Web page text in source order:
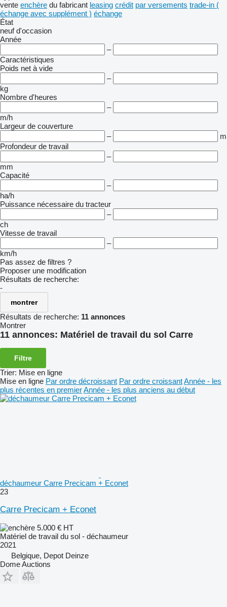
vente enchère du fabricant leasing crédit par versements trade-in (
échange avec supplément ) échange
État
neuf d'occasion
Année
–
Caractéristiques
Poids net à vide
–
kg
Nombre d'heures
–
m/h
Largeur de couverture
–
m
Profondeur de travail
–
mm
Capacité
–
ha/h
Puissance nécessaire du tracteur
–
ch
Vitesse de travail
–
km/h
Pas assez de filtres ?
Proposer une modification
Résultats de recherche:
-
montrer
Résultats de recherche: 11 annonces
Montrer
11 annonces: Matériel de travail du sol Carre
Filtre
Trier: Mise en ligne
Mise en ligne Par ordre décroissant Par ordre croissantAnnée - les
plus récentes en premierAnnée - les plus anciens au début
déchaumeur Carre Precicam + Econet
23
Carre Precicam + Econet
5.000 € HT
Matériel de travail du sol - déchaumeur
2021
Belgique, Depot Deinze
Dome Auctions